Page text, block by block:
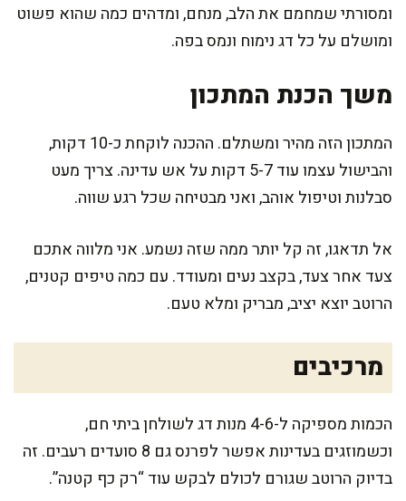
ומסורתי שמחמם את הלב, מנחם, ומדהים כמה שהוא פשוט
ומושלם על כל דג נימוח ונמס בפה.
משך הכנת המתכון
המתכון הזה מהיר ומשתלם. ההכנה לוקחת כ-10 דקות,
והבישול עצמו עוד 5-7 דקות על אש עדינה. צריך מעט
סבלנות וטיפול אוהב, ואני מבטיחה שכל רגע שווה.
אל תדאגו, זה קל יותר ממה שזה נשמע. אני מלווה אתכם
צעד אחר צעד, בקצב נעים ומעודד. עם כמה טיפים קטנים,
הרוטב יוצא יציב, מבריק ומלא טעם.
מרכיבים
הכמות מספיקה ל-4-6 מנות דג לשולחן ביתי חם,
וכשמוזגים בעדינות אפשר לפרנס גם 8 סועדים רעבים. זה
בדיוק הרוטב שגורם לכולם לבקש עוד “רק כף קטנה”.